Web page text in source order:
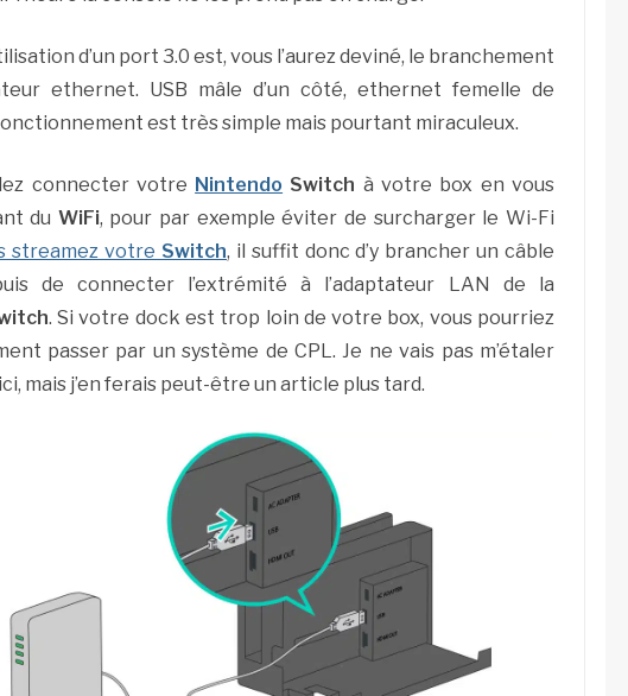
d’un port 3.0 est, vous l’aurez deviné, le branchement
ethernet. USB mâle d’un côté, ethernet femelle de
fonctionnement est très simple mais pourtant miraculeux.
connecter votre Nintendo Switch à votre box en vous
du WiFi, pour par exemple éviter de surcharger le Wi-Fi
streamez votre Switch, il suffit donc d’y brancher un câble
de connecter l’extrémité à l’adaptateur LAN de la
. Si votre dock est trop loin de votre box, vous pourriez
passer par un système de CPL. Je ne vais pas m’étaler
mais j’en ferais peut-être un article plus tard.